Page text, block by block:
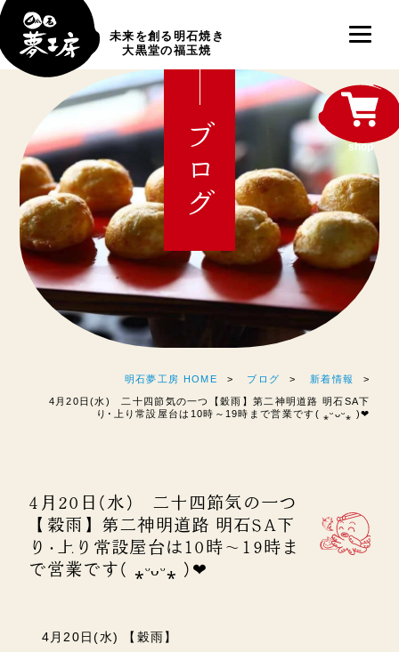
未来を創る明石焼き
大黒堂の福玉焼
ブログ
明石夢工房 HOME ブログ 新着情報
4月20日(水) 二十四節気の一つ【穀雨】第二神明道路 明石SA下
り･上り常設屋台は10時～19時まで営業です( ⁎ᵕᴗᵕ⁎ )❤︎
4月20日(水) 二十四節気の一つ
【穀雨】第二神明道路 明石SA下
り･上り常設屋台は10時～19時ま
で営業です( ⁎ᵕᴗᵕ⁎ )❤︎
4月20日(水) 【穀雨】
shop